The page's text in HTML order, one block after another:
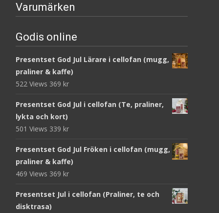
Varumärken
Godis online
Presentset God Jul Lärare i cellofan (mugg,
praliner & kaffe)
522 Views 369 kr
Presentset God Jul i cellofan (Te, praliner,
lykta och kort)
501 Views 339 kr
Presentset God Jul Fröken i cellofan (mugg,
praliner & kaffe)
469 Views 369 kr
Presentset Jul i cellofan (Praliner, te och
disktrasa)